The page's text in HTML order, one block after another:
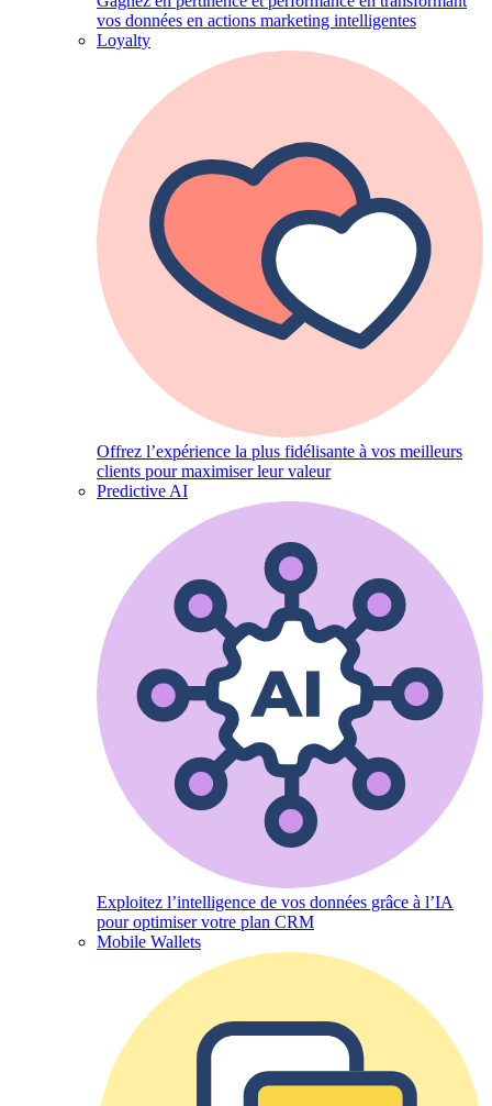
vos données en actions marketing intelligentes
Loyalty
Offrez l’expérience la plus fidélisante à vos meilleurs
clients pour maximiser leur valeur
Predictive AI
Exploitez l’intelligence de vos données grâce à l’IA
pour optimiser votre plan CRM
Mobile Wallets